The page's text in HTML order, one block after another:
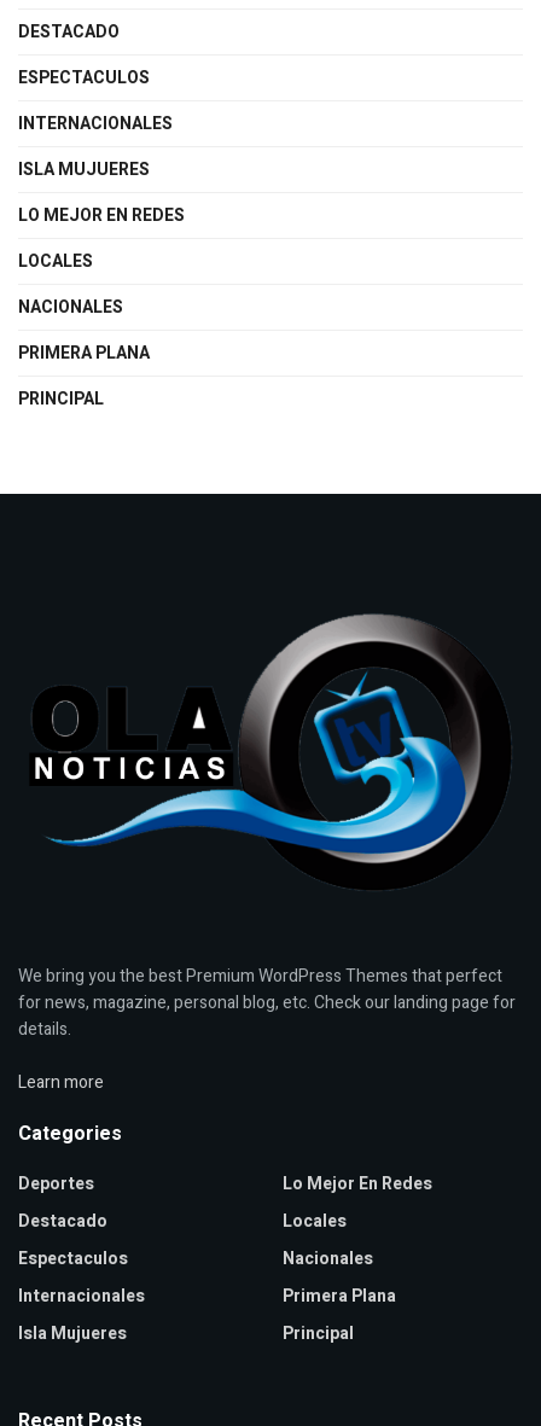
DESTACADO
ESPECTACULOS
INTERNACIONALES
ISLA MUJUERES
LO MEJOR EN REDES
LOCALES
NACIONALES
PRIMERA PLANA
PRINCIPAL
We bring you the best Premium WordPress Themes that perfect
for news, magazine, personal blog, etc. Check our landing page for
details.
Learn more
Categories
Deportes
Destacado
Espectaculos
Internacionales
Isla Mujueres
Lo Mejor En Redes
Locales
Nacionales
Primera Plana
Principal